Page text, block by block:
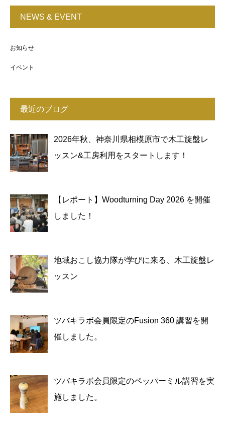
NEWS & EVENT
お知らせ
イベント
最近のブログ
2026年秋、神奈川県相模原市で木工旋盤レ
ッスン&工房利用をスタートします！
【レポート】Woodturning Day 2026 を開催
しました！
地域おこし協力隊が学びに来る、木工旋盤レ
ッスン
ツバキラボ会員限定のFusion 360 講習を開
催しました。
ツバキラボ会員限定のペッパーミル講習を実
施しました。